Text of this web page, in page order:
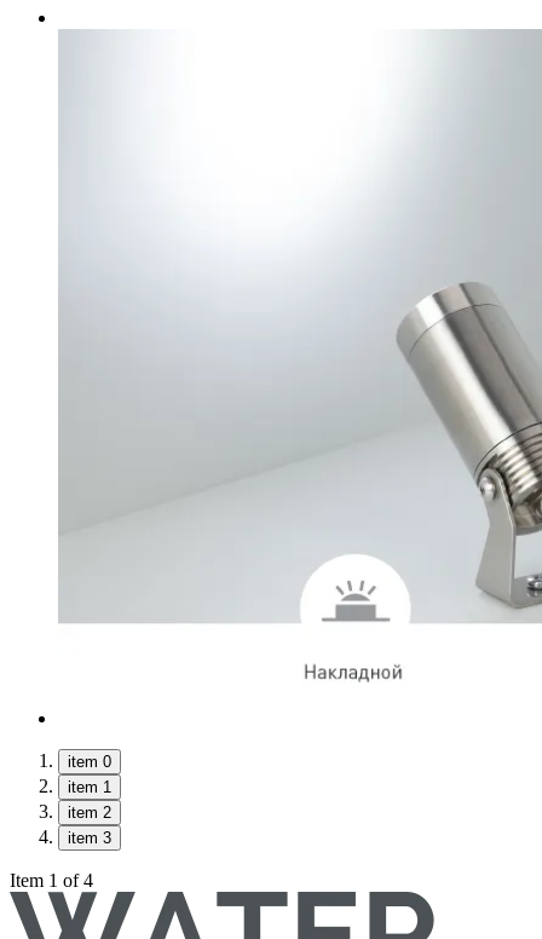
item 0
item 1
item 2
item 3
Item 1 of 4